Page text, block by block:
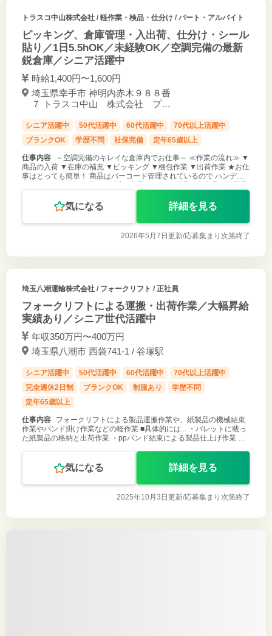
トラスコ中山株式会社/ 軽作業・検品・仕分け / パート・アルバイト
ピッキング、倉庫管理・入出荷、仕分け・シール
貼り／1日5.5hOK／未経験OK／空調完備の最新
鋭倉庫／シニア活躍中
時給1,400円〜1,600円
埼玉県幸手市 神明内赤木９８８番
７ トラスコ中山 株式会社 プラ
シニア活躍中 50代活躍中 60代活躍中
70代以上活躍中
ブランクOK
学歴不問 社保完備 定年65歳以上
仕事内容
～空調完備のキレイな倉庫内でお仕事～ ≪作業の流れ≫ ▼
商品の入荷 ▼在庫の補充 ▼ピッキング ▼梱包作業 ▼出荷作業 ★お仕
事はとっても簡単！ 商品はバーコード管理されているので ハンディ
を使っての簡単軽作業!! ★身近な商品ばかり！ 工具や文房具、日用品
や
気になる 詳細を見る
2026年5月7日更新/応募集まり次第終了
埼玉八潮運輸株式会社/ フォークリフト / 正社員
フォークリフトによる運搬・出荷作業／大幅昇給
実績あり／シニア世代活躍中
年収350万円〜400万円
埼玉県八潮市 西袋741-1 / 谷塚駅
シニア活躍中 50代活躍中 60代活躍中
70代以上活躍中
完全週休2日制
ブランクOK 制服あり
学歴不問
定年65歳以上
仕事内容
フォークリフトによる製品運搬作業や、紙製品の機械結束
作業やバンド掛け作業などの軽作業 ■具体的には... ・パレットに載っ
た紙製品の格納と出荷作業 ・ppバンド結束による製品仕上げ作業 ・
気になる 詳細を見る
2025年10月3日更新/応募集まり次第終了